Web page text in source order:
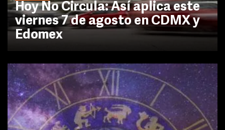
Hoy No Circula: Así aplica este
viernes 7 de agosto en CDMX y
Edomex